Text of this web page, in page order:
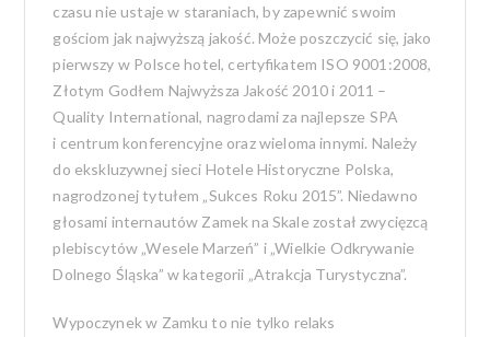
czasu nie ustaje w staraniach, by zapewnić swoim
gościom jak najwyższą jakość. Może poszczycić się, jako
pierwszy w Polsce hotel, certyfikatem ISO 9001:2008,
Złotym Godłem Najwyższa Jakość 2010 i 2011 –
Quality International, nagrodami za najlepsze SPA
i centrum konferencyjne oraz wieloma innymi. Należy
do ekskluzywnej sieci Hotele Historyczne Polska,
nagrodzonej tytułem „Sukces Roku 2015”. Niedawno
głosami internautów Zamek na Skale został zwycięzcą
plebiscytów „Wesele Marzeń” i „Wielkie Odkrywanie
Dolnego Śląska” w kategorii „Atrakcja Turystyczna”.
Wypoczynek w Zamku to nie tylko relaks